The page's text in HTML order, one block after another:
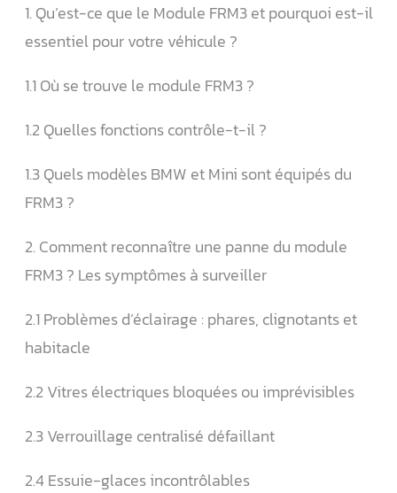
1. Qu’est-ce que le Module FRM3 et pourquoi est-il
essentiel pour votre véhicule ?
1.1 Où se trouve le module FRM3 ?
1.2 Quelles fonctions contrôle-t-il ?
1.3 Quels modèles BMW et Mini sont équipés du
FRM3 ?
2. Comment reconnaître une panne du module
FRM3 ? Les symptômes à surveiller
2.1 Problèmes d’éclairage : phares, clignotants et
habitacle
2.2 Vitres électriques bloquées ou imprévisibles
2.3 Verrouillage centralisé défaillant
2.4 Essuie-glaces incontrôlables